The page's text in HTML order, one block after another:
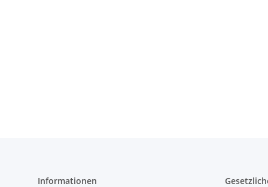
Informationen